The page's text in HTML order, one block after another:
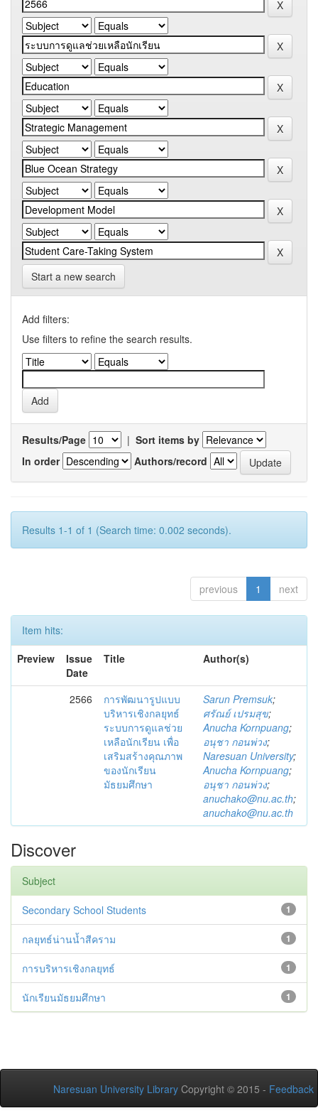
Start a new search
Add filters:
Use filters to refine the search results.
Results/Page | Sort items by
In order
Authors/record
Results 1-1 of 1 (Search time: 0.002 seconds).
previous 1 next
Item hits:
Preview
Issue
Date
Title Author(s)
2566
การพัฒนารูปแบบ
บริหารเชิงกลยุทธ์
ระบบการดูแลช่วย
เหลือนักเรียน เพื่อ
เสริมสร้างคุณภาพ
ของนักเรียน
มัธยมศึกษา
Sarun Premsuk;
ศรัณย์ เปรมสุข;
Anucha Kornpuang;
อนุชา กอนพ่วง;
Naresuan University;
Anucha Kornpuang;
อนุชา กอนพ่วง;
anuchako@nu.ac.th;
anuchako@nu.ac.th
Discover
Subject
1
Secondary School Students
1
กลยุทธ์น่านน้ำสีคราม
1
การบริหารเชิงกลยุทธ์
1
นักเรียนมัธยมศึกษา
Naresuan University Library Copyright © 2015 - Feedback